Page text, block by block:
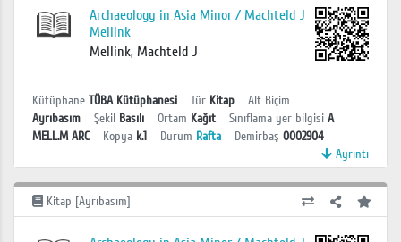
Archaeology in Asia Minor / Machteld J
Mellink
Mellink, Machteld J
Kütüphane TÜBA Kütüphanesi Tür Kitap
Alt Biçim
Ayrıbasım
Şekil Basılı Ortam Kağıt Sınıflama yer bilgisi A
MELL.M ARC
Kopya k.1 Durum Rafta Demirbaş 0002904
Ayrıntı
Kitap [Ayrıbasım]